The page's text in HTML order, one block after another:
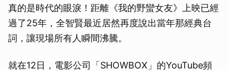
真的是時代的眼淚！距離《我的野蠻女友》上映已經
過了25年，全智賢最近居然再度說出當年那經典台
詞，讓現場所有人瞬間沸騰。
就在12日，電影公司「SHOWBOX」的YouTube頻